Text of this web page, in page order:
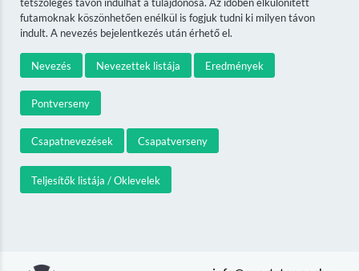
futamoknak köszönhetően enélkül is fogjuk tudni ki milyen távon
indult. A nevezés bejelentkezés után érhető el.
Nevezés Nevezettek listája Eredmények
Pontverseny
Csapatnevezések Csapatverseny
Teljesítők listája / Oklevelek